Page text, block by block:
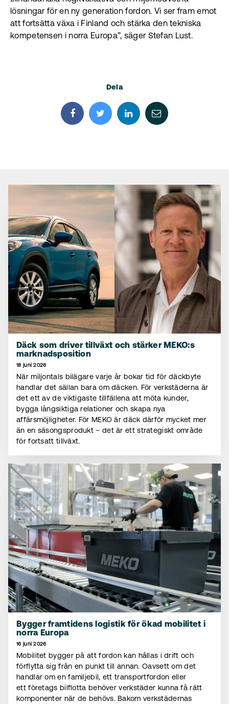
lösningar för en ny generation fordon. Vi ser fram emot
att fortsätta växa i Finland och stärka den tekniska
kompetensen i norra Europa”, säger Stefan Lust.
Dela
Däck som driver tillväxt och stärker MEKO:s
marknadsposition
18 juni 2026
När miljontals bilägare varje år bokar tid för däckbyte
handlar det sällan bara om däcken. För verkstäderna är
det ett av de viktigaste tillfällena att möta kunder,
bygga långsiktiga relationer och skapa nya
affärsmöjligheter. För MEKO är däck därför mycket mer
än en säsongsprodukt – det är ett strategiskt område
för fortsatt tillväxt.
Bygger framtidens logistik för ökad mobilitet i
norra Europa
16 juni 2026
Mobilitet bygger på att fordon kan hållas i drift och
förflytta sig från en punkt till annan. Oavsett om det
handlar om en familjebil, ett transportfordon eller
ett företags bilflotta behöver verkstäder kunna få rätt
komponenter när de behövs. Bakom verkstädernas